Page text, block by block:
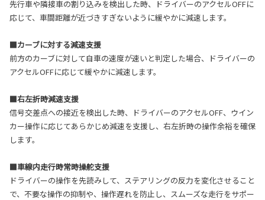
先行車や隣接車の割り込みを検出した時、ドライバーのアクセルOFFに
応じて、車間距離が近づきすぎないように緩やかに減速します。
■カーブに対する減速支援
前方のカーブに対して自車の速度が速いと判定した場合、ドライバーの
アクセルOFFに応じて緩やかに減速します。
■右左折時減速支援
信号交差点への接近を検出した時、ドライバーのアクセルOFF、ウイン
カー操作に応じてあらかじめ減速を支援し、右左折時の操作余裕を確保
します。
■車線内走行時常時操舵支援
ドライバーの操作を先読みして、ステアリングの反力を変化させること
で、不要な操作の抑制や、操作遅れを防止し、スムーズな走行をサポー